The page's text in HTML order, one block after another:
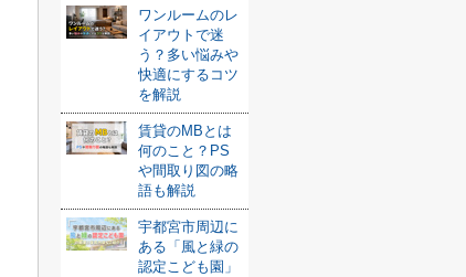
ワンルームのレ
イアウトで迷
う？多い悩みや
快適にするコツ
を解説
賃貸のMBとは
何のこと？PS
や間取り図の略
語も解説
宇都宮市周辺に
ある「風と緑の
認定こども園」